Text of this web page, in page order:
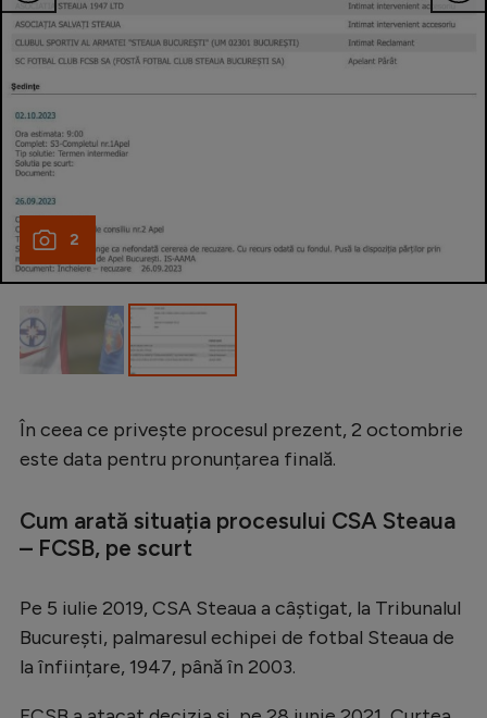
2
În ceea ce privește procesul prezent, 2 octombrie
este data pentru pronunțarea finală.
Cum arată situația procesului CSA Steaua
– FCSB, pe scurt
Pe 5 iulie 2019, CSA Steaua a câștigat, la Tribunalul
București, palmaresul echipei de fotbal Steaua de
la înființare, 1947, până în 2003.